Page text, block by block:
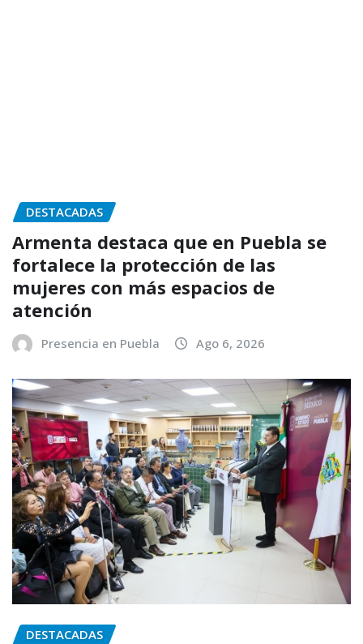
DESTACADAS
Armenta destaca que en Puebla se
fortalece la protección de las
mujeres con más espacios de
atención
Presencia en Puebla Ago 6, 2026
DESTACADAS